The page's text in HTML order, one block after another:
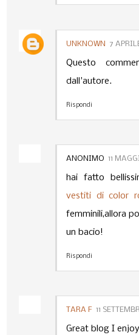
UNKNOWN 7
Questo
dall'autore.
Rispondi
ANONIMO 11
hai fatto
vestiti di color
femminili,allora
un bacio!
Rispondi
TARA F 11
Great blog I